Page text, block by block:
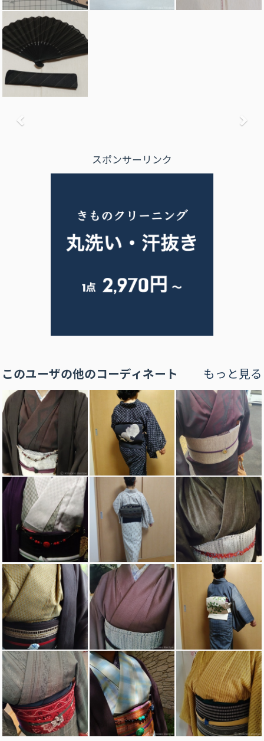
スポンサーリンク
このユーザの他のコーディネート もっと見る